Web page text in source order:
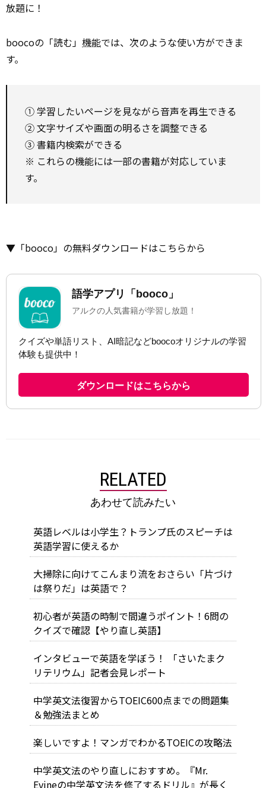
放題に！
boocoの「読む」 機能では、次のような使い方ができま
す。
① 学習したいページを見ながら音声を再生できる
② 文字サイズや画面の明るさを調整できる
③ 書籍内検索ができる
※ これらの機能には一部の書籍が対応していま
す。
▼「booco」の無料ダウンロードはこちらから
RELATED
あわせて読みたい
英語レベルは小学生？トランプ氏のスピーチは
英語学習に使えるか
大掃除に向けてこんまり流をおさらい「片づけ
は祭りだ」は英語で？
初心者が英語の時制で間違うポイント！6問の
クイズで確認【やり直し英語】
インタビューで英語を学ぼう！ 「さいたまク
リテリウム」記者会見レポート
中学英文法復習からTOEIC600点までの問題集
＆勉強法まとめ
楽しいですよ！マンガでわかるTOEICの攻略法
中学英文法のやり直しにおすすめ。『Mr.
Evineの中学英文法を修了するドリル』が長く